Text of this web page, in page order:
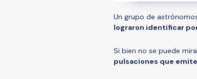
Un grupo de
lograron identificar
Si bien no se puede
pulsaciones que